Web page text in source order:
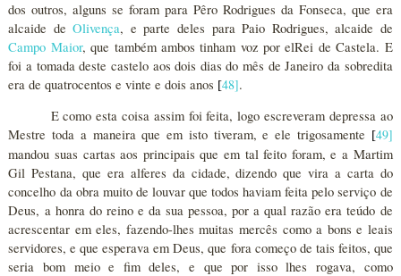
dos outros, alguns se foram para Pêro Rodrigues da Fonseca, que era
alcaide deOlivença, e parte deles para Paio Rodrigues, alcaide de
Campo Maior, que também ambos tinham voz por elRei de Castela. E
foi a tomada deste castelo aos dois dias do mês de Janeiro da sobredita
era de quatrocentos e vinte e dois anos [48].
E como esta coisa assim foi feita, logo escreveram depressa ao
Mestre toda a maneira que em isto tiveram, e ele trigosamente [49]
mandou suas cartas aos principais que em tal feito foram, e a Martim
Gil Pestana, que era alferes da cidade, dizendo que vira a carta do
concelho da obra muito de louvar que todos haviam feita pelo serviço de
Deus, a honra do reino e da sua pessoa, por a qual razão era teúdo de
acrescentar em eles, fazendo-lhes muitas mercês como a bons e leais
servidores, e que esperava em Deus, que fora começo de tais feitos, que
seria bom meio e fim deles, e que por isso lhes rogava, como